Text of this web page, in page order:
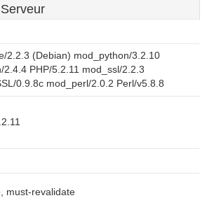
2.2.3 (Debian) mod_python/3.2.10
2.4.4 PHP/5.2.11 mod_ssl/2.2.3
0.9.8c mod_perl/2.0.2 Perl/v5.8.8
must-revalidate